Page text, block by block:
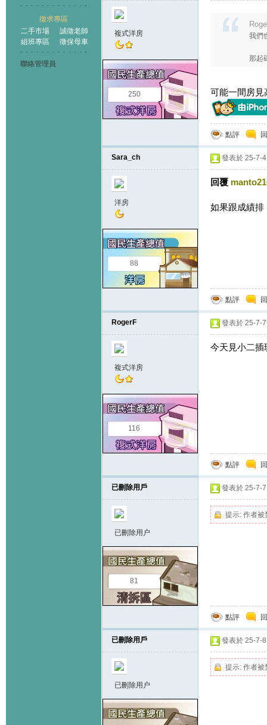
徵求專區
二手市場
誠徵老師
組班專區
徵保母車
聯絡管理員
複式洋房
250
我們
那起
可能一間房見
點評
Sara_ch
洋房
88
發表於 25-7-
回覆
如果跟成績排
點評
RogerF
複式洋房
116
發表於 25-7-
今天見小二插
點評
已刪除用戶
已刪除用户
81
發表於 25-7-
提示: 作者被
點評
已刪除用戶
已刪除用户
發表於 25-7-
提示: 作者被